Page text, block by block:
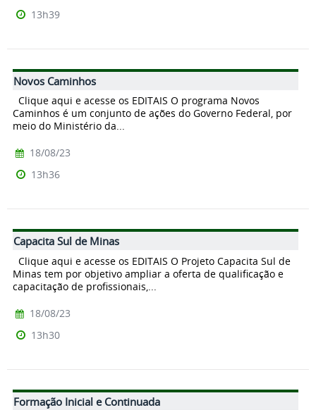
13h39
Novos Caminhos
Clique aqui e acesse os EDITAIS O programa Novos
Caminhos é um conjunto de ações do Governo Federal, por
meio do Ministério da...
18/08/23
13h36
Capacita Sul de Minas
Clique aqui e acesse os EDITAIS O Projeto Capacita Sul de
Minas tem por objetivo ampliar a oferta de qualificação e
capacitação de profissionais,...
18/08/23
13h30
Formação Inicial e Continuada